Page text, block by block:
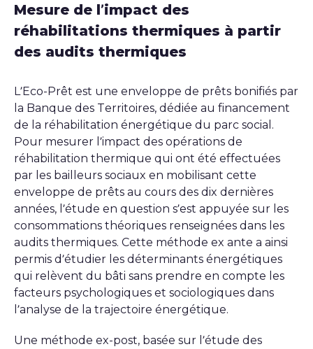
Mesure de l’impact des
réhabilitations thermiques à partir
des audits thermiques
L’Eco-Prêt est une enveloppe de prêts bonifiés par
la Banque des Territoires, dédiée au financement
de la réhabilitation énergétique du parc social.
Pour mesurer l’impact des opérations de
réhabilitation thermique qui ont été effectuées
par les bailleurs sociaux en mobilisant cette
enveloppe de prêts au cours des dix dernières
années, l’étude en question s’est appuyée sur les
consommations théoriques renseignées dans les
audits thermiques. Cette méthode ex ante a ainsi
permis d’étudier les déterminants énergétiques
qui relèvent du bâti sans prendre en compte les
facteurs psychologiques et sociologiques dans
l’analyse de la trajectoire énergétique.
Une méthode ex-post, basée sur l’étude des